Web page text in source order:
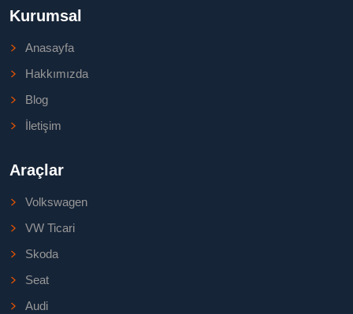
Kurumsal
Anasayfa
Hakkımızda
Blog
İletişim
Araçlar
Volkswagen
VW Ticari
Skoda
Seat
Audi